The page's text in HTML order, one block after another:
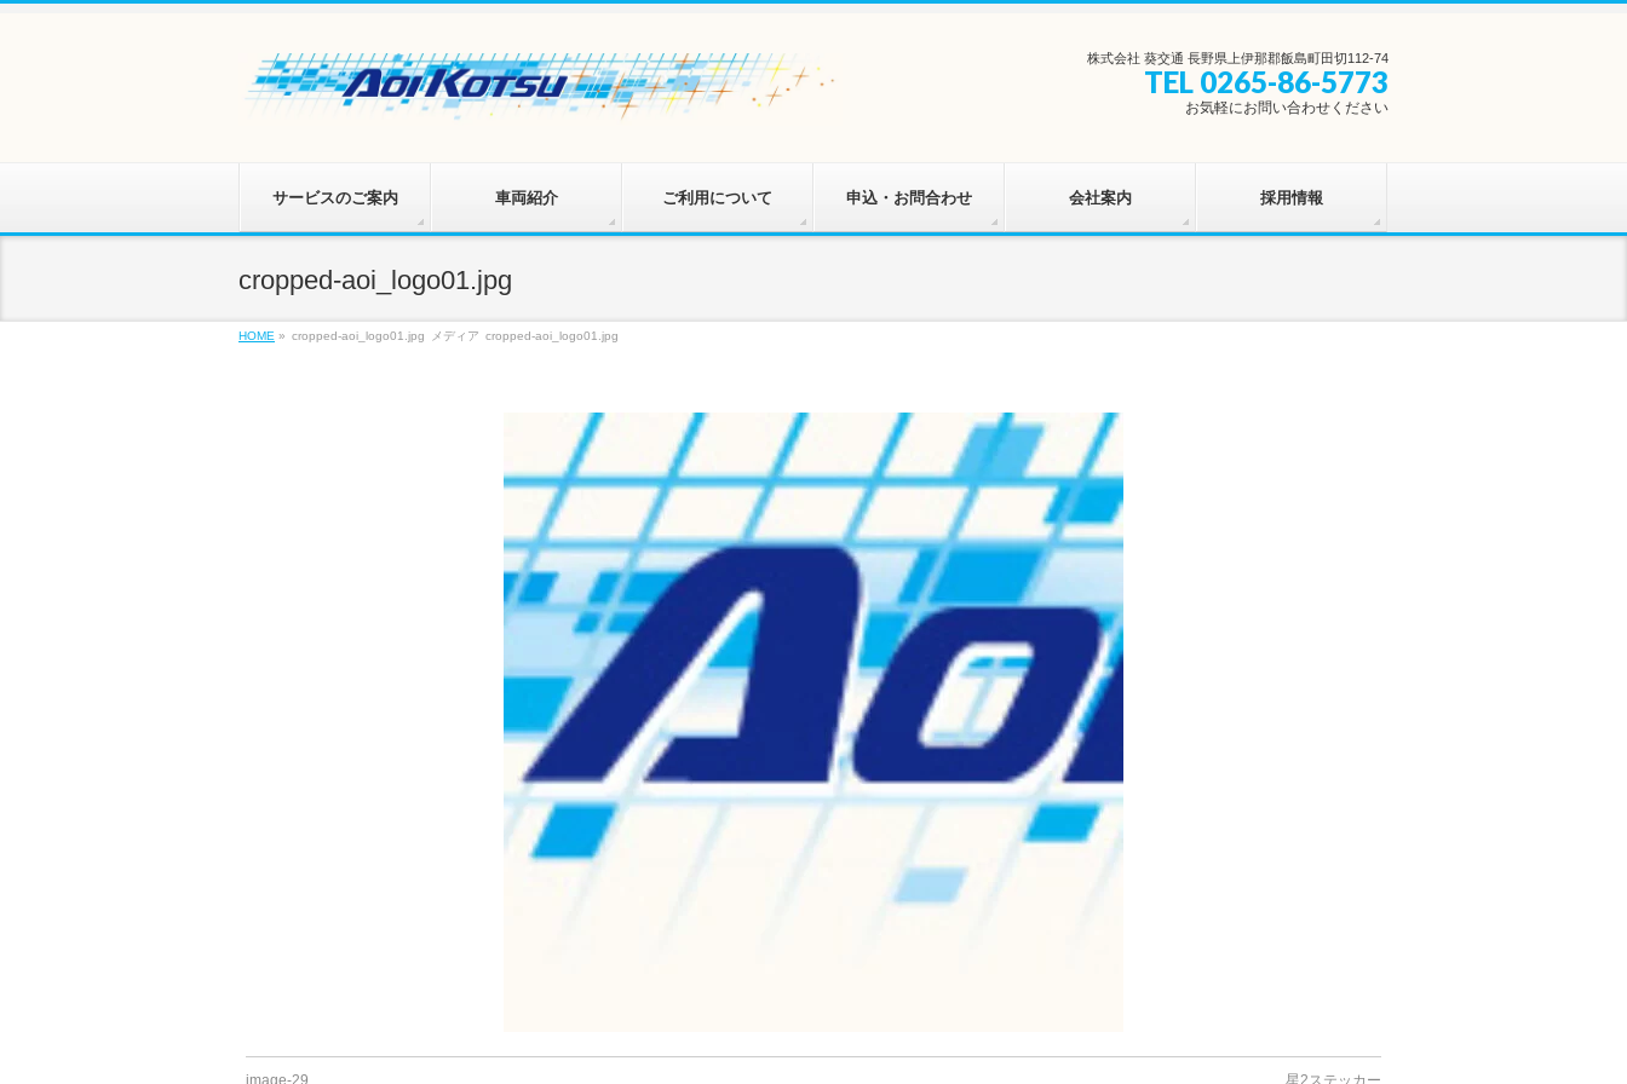
株式会社 葵交通 長野県上伊那郡飯島町田切112-74
TEL 0265-86-5773
お気軽にお問い合わせください
サービスのご案内 車両紹介 ご利用について 申込・お問合わせ 会社案内 採用情報
cropped-aoi_logo01.jpg
HOME » cropped-aoi_logo01.jpg メディア cropped-aoi_logo01.jpg
image-29 星2ステッカー